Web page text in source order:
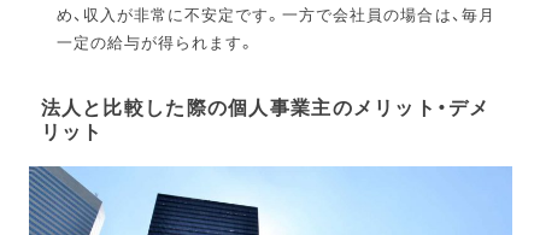
め、収入が非常に不安定です。一方で会社員の場合は、毎月
一定の給与が得られます。
法人と比較した際の個人事業主のメリット・デメ
リット